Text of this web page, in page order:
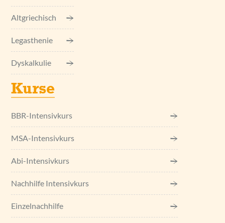
Altgriechisch
Legasthenie
Dyskalkulie
Kurse
BBR-Intensivkurs
MSA-Intensivkurs
Abi-Intensivkurs
Nachhilfe Intensivkurs
Einzel­nachhilfe